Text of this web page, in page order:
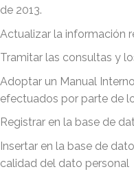
de 2013.
Actualizar la información
Tramitar las consultas y
Adoptar un Manual
efectuados por parte de
Registrar en la base de
Insertar en la base de
calidad del dato personal